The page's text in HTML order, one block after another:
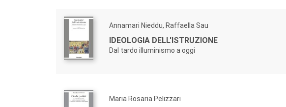
Annamari Nieddu, Raffaella Sau
IDEOLOGIA DELL'ISTRUZIONE
Dal tardo illuminismo a oggi
Maria Rosaria Pelizzari